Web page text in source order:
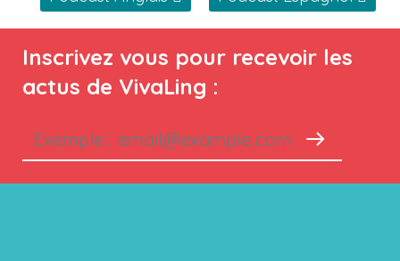
Inscrivez vous pour recevoir les
actus de VivaLing :